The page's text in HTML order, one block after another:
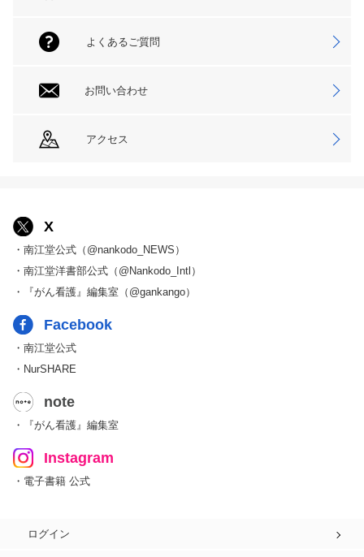
よくあるご質問
お問い合わせ
アクセス
X
・南江堂公式（@nankodo_NEWS）
・南江堂洋書部公式（@Nankodo_Intl）
・『がん看護』編集室（@gankango）
Facebook
・南江堂公式
・NurSHARE
note
・『がん看護』編集室
Instagram
・電子書籍 公式
ログイン